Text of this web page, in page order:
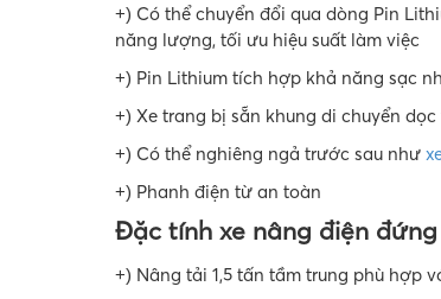
+) Có thể chuyển đổi qua dòng Pin
năng lượng, tối ưu hiệu suất làm việc
+) Pin Lithium tích hợp khả năng sạc
+) Xe trang bị sẵn khung di chuyển
+) Có thể nghiêng ngả trước sau như
+) Phanh điện từ an toàn
Đặc tính xe nâng điện đứng
+) Nâng tải 1,5 tấn tầm trung phù hợp